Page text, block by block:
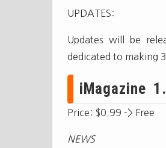
UPDATES:
Updates will be
dedicated to making
iMagazine
Price: $0.99 -> Free
NEWS